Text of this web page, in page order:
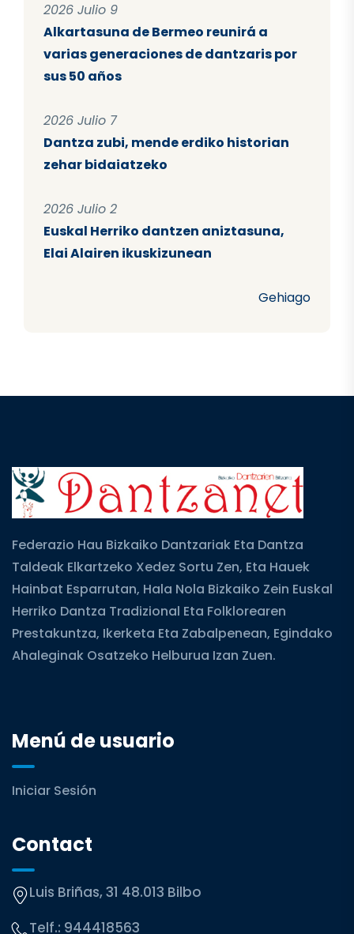
2026 Julio 9
Alkartasuna de Bermeo reunirá a
varias generaciones de dantzaris por
sus 50 años
2026 Julio 7
Dantza zubi, mende erdiko historian
zehar bidaiatzeko
2026 Julio 2
Euskal Herriko dantzen aniztasuna,
Elai Alairen ikuskizunean
Gehiago
Federazio Hau Bizkaiko Dantzariak Eta Dantza
Taldeak Elkartzeko Xedez Sortu Zen, Eta Hauek
Hainbat Esparrutan, Hala Nola Bizkaiko Zein Euskal
Herriko Dantza Tradizional Eta Folklorearen
Prestakuntza, Ikerketa Eta Zabalpenean, Egindako
Ahaleginak Osatzeko Helburua Izan Zuen.
Menú de usuario
Iniciar Sesión
Contact
Luis Briñas, 31 48.013 Bilbo
Telf.: 944418563